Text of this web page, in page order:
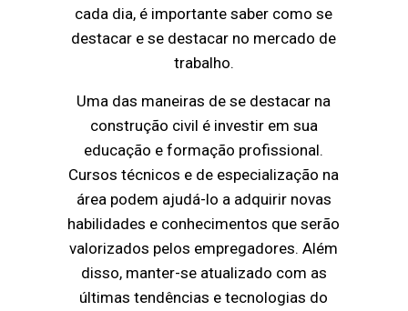
cada dia, é importante saber como se
destacar e se destacar no mercado de
trabalho.
Uma das maneiras de se destacar na
construção civil é investir em sua
educação e formação profissional.
Cursos técnicos e de especialização na
área podem ajudá-lo a adquirir novas
habilidades e conhecimentos que serão
valorizados pelos empregadores. Além
disso, manter-se atualizado com as
últimas tendências e tecnologias do